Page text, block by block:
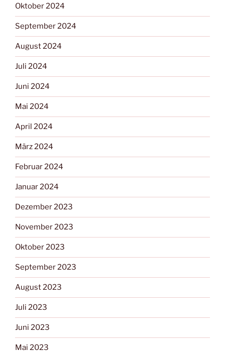
Oktober 2024
September 2024
August 2024
Juli 2024
Juni 2024
Mai 2024
April 2024
März 2024
Februar 2024
Januar 2024
Dezember 2023
November 2023
Oktober 2023
September 2023
August 2023
Juli 2023
Juni 2023
Mai 2023